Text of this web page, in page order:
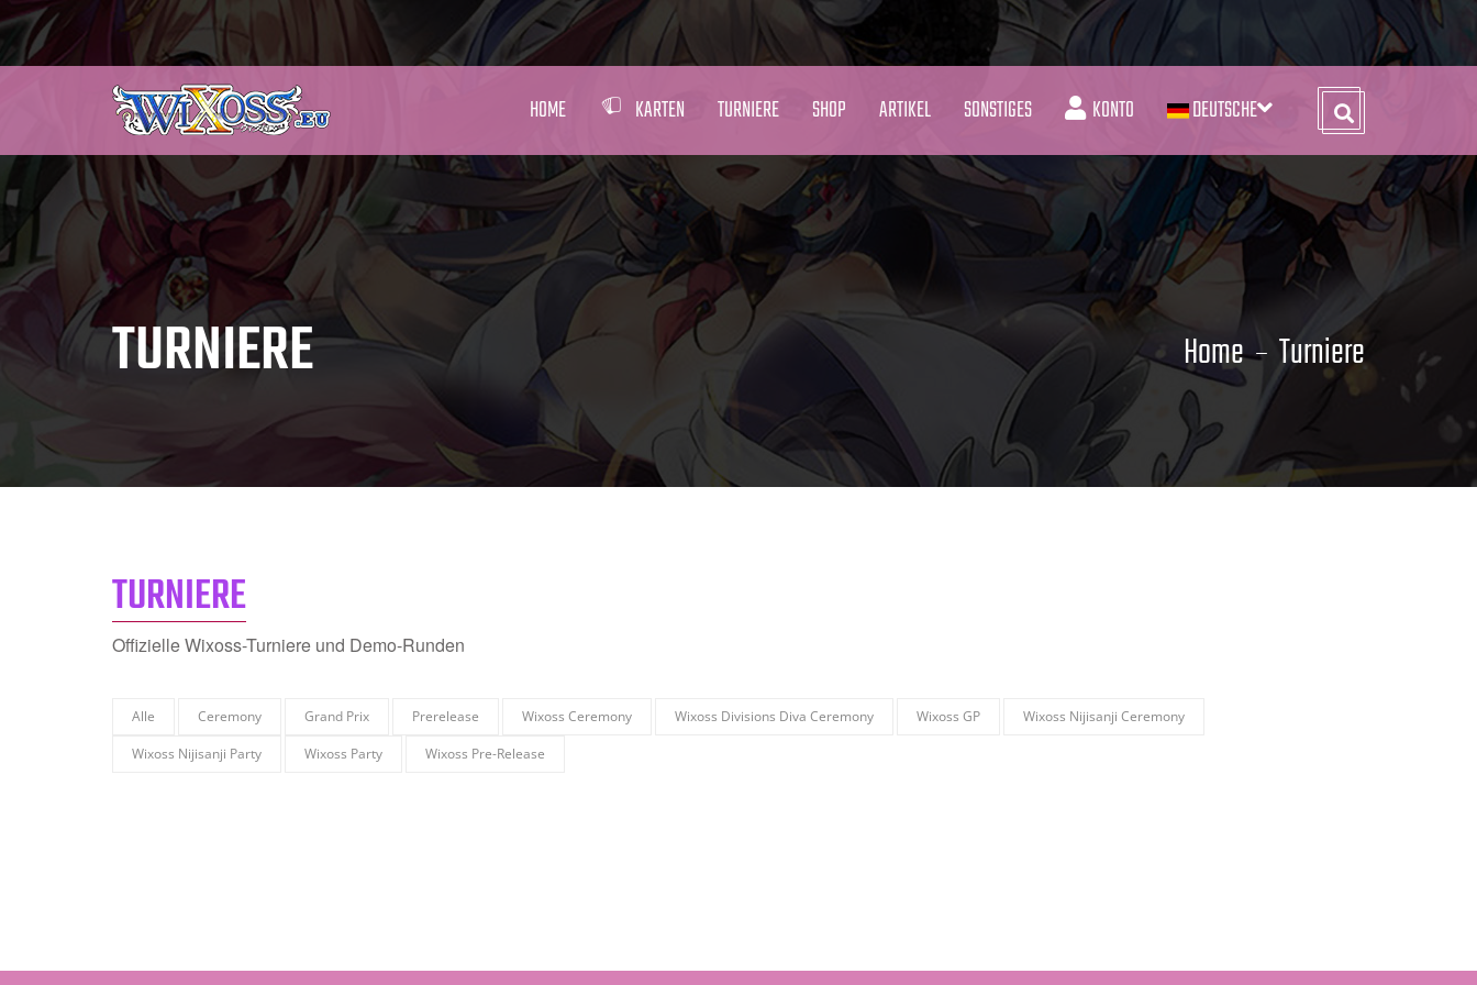
HOME KARTEN TURNIERE SHOP ARTIKEL SONSTIGES KONTO DEUTSCHE
TURNIERE Home Turniere
TURNIERE
Offizielle Wixoss-Turniere und Demo-Runden
Alle Ceremony Grand Prix Prerelease Wixoss Ceremony Wixoss Divisions Diva Ceremony Wixoss GP
Wixoss Nijisanji Ceremony
Wixoss Nijisanji Party
Wixoss Party Wixoss Pre-Release